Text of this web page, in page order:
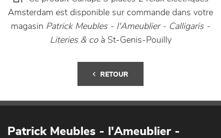
Amsterdam est disponible sur commande dans votre
magasin Patrick Meubles - l'Ameublier - Calligaris -
Literies & coà St-Genis-Pouilly
RETOUR
Patrick Meubles - l'Ameublier -